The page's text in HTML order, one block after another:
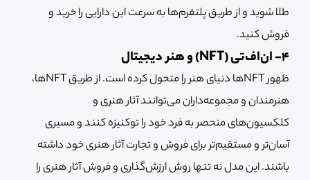
طلا شوید و از طریق پلتفرم‌ها به سرعت این دارایی را خرید و
فروش کنید.
4- ان‌اف‌تی (NFT) و هنر دیجیتال
ظهور NFTها دنیای هنر را متحول کرده است. از طریق NFTها،
هنرمندان و مجموعه‌داران می‌توانند آثار هنری و
کلکسیون‌های منحصر به فرد خود را توکنیزه کنند و مسیری
آسان‌تر و مستقیم‌تر برای فروش و تجارت آثار هنری خود داشته
باشند. این مدل نه تنها روش ارزش‌گذاری و فروش آثار هنری را